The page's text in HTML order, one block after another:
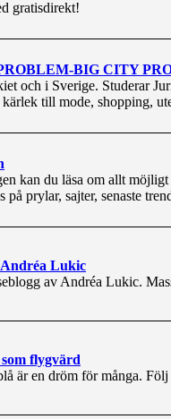
gratisdirekt!
BIG CITY
och i Sverige. Studerar
till mode, shopping,
kan du läsa om allt
på prylar, sajter, senaste
Lukic
av Andréa Lukic.
flygvärd
är en dröm för många.